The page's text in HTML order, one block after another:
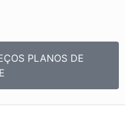
PLANOS DE